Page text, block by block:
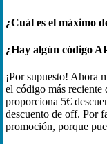
¿Cuál es el máximo
¿Hay algún código
¡Por supuesto! Ahora
el código más reciente
proporciona 5€
descuento de off. Por
promoción, porque